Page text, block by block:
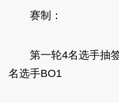
赛制：
第一轮4名选手抽签
名选手BO1